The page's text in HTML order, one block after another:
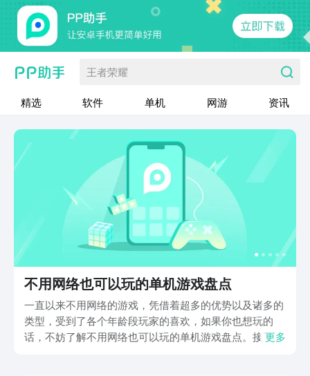
王者荣耀
精选 软件 单机 网游 资讯
不用网络也可以玩的单机游戏盘点
一直以来不用网络的游戏，凭借着超多的优势以及诸多的
类型，受到了各个年龄段玩家的喜欢，如果你也想玩的
话，不妨了解不用网络也可以玩的单机游戏盘点。接下来
更多